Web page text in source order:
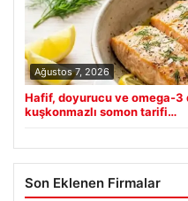
Ağustos 7, 2026
Hafif, doyurucu ve omega-3
kuşkonmazlı somon tarifi…
Son Eklenen Firmalar